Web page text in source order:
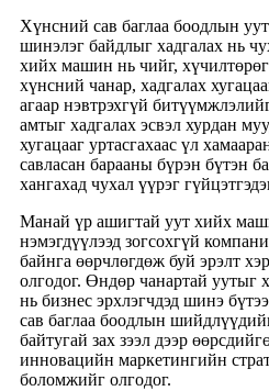
Хүнсний сав баглаа боодлын
шинэлэг байдлыг хадгалах нь
хийх машин нь чийг,
хүнсний чанар, хадгалах
агаар нэвтрэхгүй
амтыг хадгалах эсвэл хурдан
хугацааг уртасгахаас үл
савласан барааны бүрэн бүтэн
хангахад чухал үүрэг
Манай үр ашигтай уут хийх
нэмэгдүүлээд зогсохгүй
байнга өөрчлөгдөж буй эрэлт
олгодог. Өндөр чанартай уутыг
нь бизнес эрхлэгчдэд шинэ
сав баглаа боодлын
байтугай зах зээл дээр
инновацийн маркетингийн
боломжийг олгодог.